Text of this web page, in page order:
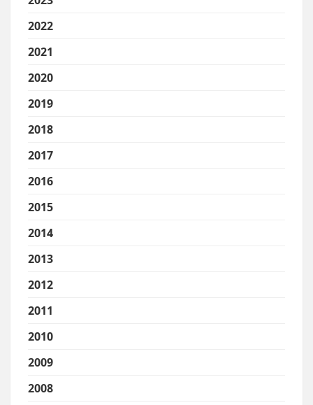
2022
2021
2020
2019
2018
2017
2016
2015
2014
2013
2012
2011
2010
2009
2008